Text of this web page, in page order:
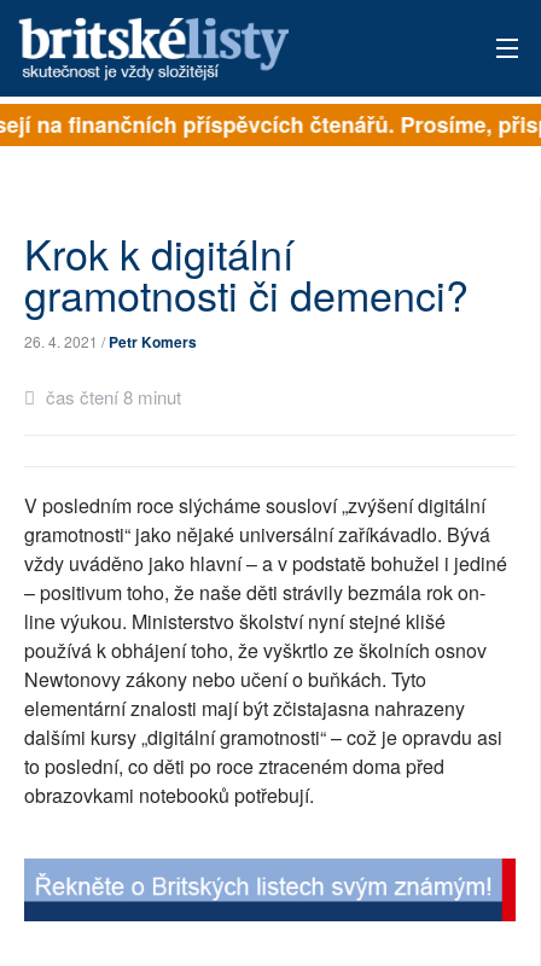
PŘIHLÁSIT
ARCHIV
ROZHOVORY
TÉMATA
NEJČTENĚJŠÍ ZA 7 DNÍ
PŘÍSPĚVKY NA PROVOZ
SOCIÁLNÍ SÍTĚ
RUBRIKY
PLNÁ VERZE STRÁNEK
na finančních příspěvcích čtenářů. Prosíme,
Krok k digitální
gramotnosti či demenci?
26. 4. 2021 /Petr Komers
čas čtení 8 minut
V posledním roce slýcháme sousloví „zvýšení digitální
gramotnosti“ jako nějaké universální zaříkávadlo. Bývá
vždy uváděno jako hlavní – a v podstatě bohužel i jediné
– positivum toho, že naše děti strávily bezmála rok on-
line výukou. Ministerstvo školství nyní stejné klišé
používá k obhájení toho, že vyškrtlo ze školních osnov
Newtonovy zákony nebo učení o buňkách. Tyto
elementární znalosti mají být zčistajasna nahrazeny
dalšími kursy „digitální gramotnosti“ – což je opravdu asi
to poslední, co děti po roce ztraceném doma před
obrazovkami notebooků potřebují.